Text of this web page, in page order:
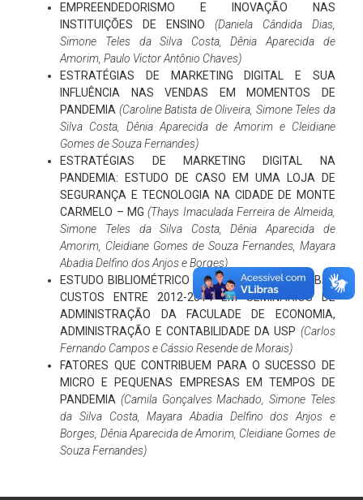
EMPREENDEDORISMO E INOVAÇÃO NAS
INSTITUIÇÕES DE ENSINO
(Daniela Cândida Dias,
Simone Teles da Silva Costa, Dênia Aparecida de
Amorim, Paulo Victor Antônio Chaves)
ESTRATÉGIAS DE MARKETING DIGITAL E SUA
INFLUÊNCIA NAS VENDAS EM MOMENTOS DE
PANDEMIA (Caroline Batista de Oliveira, Simone Teles da
Silva Costa, Dênia Aparecida de Amorim e Cleidiane
Gomes de Souza Fernandes)
ESTRATÉGIAS DE MARKETING DIGITAL NA
PANDEMIA: ESTUDO DE CASO EM UMA LOJA DE
SEGURANÇA E TECNOLOGIA NA CIDADE DE MONTE
CARMELO – MG (Thays Imaculada Ferreira de Almeida,
Simone Teles da Silva Costa, Dênia Aparecida de
Amorim, Cleidiane Gomes de Souza Fernandes, Mayara
Abadia Delfino dos Anjos e Borges)
ESTUDO BIBLIOMÉTRICO DAS PUBLICAÇÕES SOBRE
CUSTOS ENTRE 2012-2014 EM SEMINÁRIOS DE
ADMINISTRAÇÃO DA FACULADE DE ECONOMIA,
ADMINISTRAÇÃO E CONTABILIDADE DA USP (Carlos
Fernando Campos e Cássio Resende de Morais)
FATORES QUE CONTRIBUEM PARA O SUCESSO DE
MICRO E PEQUENAS EMPRESAS EM TEMPOS DE
PANDEMIA (Camila Gonçalves Machado, Simone Teles
da Silva Costa, Mayara Abadia Delfino dos Anjos e
Borges, Dênia Aparecida de Amorim, Cleidiane Gomes de
Souza Fernandes)